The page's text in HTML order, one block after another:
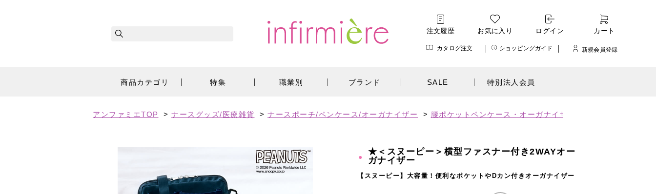
注文履歴 お気に入り ログイン カート
カタログ注文 ショッピングガイド 新規会員登録
商品カテゴリ 特集 職業別 ブランド SALE 特別法人会員
アンファミエTOP > ナースグッズ/医療雑貨 > ナースポーチ/ペンケース/オーガナイザー > 腰ポケットペンケース・オーガナイザー
★＜スヌーピー＞横型ファスナー付き2WAYオー
ガナイザー
【スヌーピー】大容量！便利なポケットやDカン付きオーガナイザー